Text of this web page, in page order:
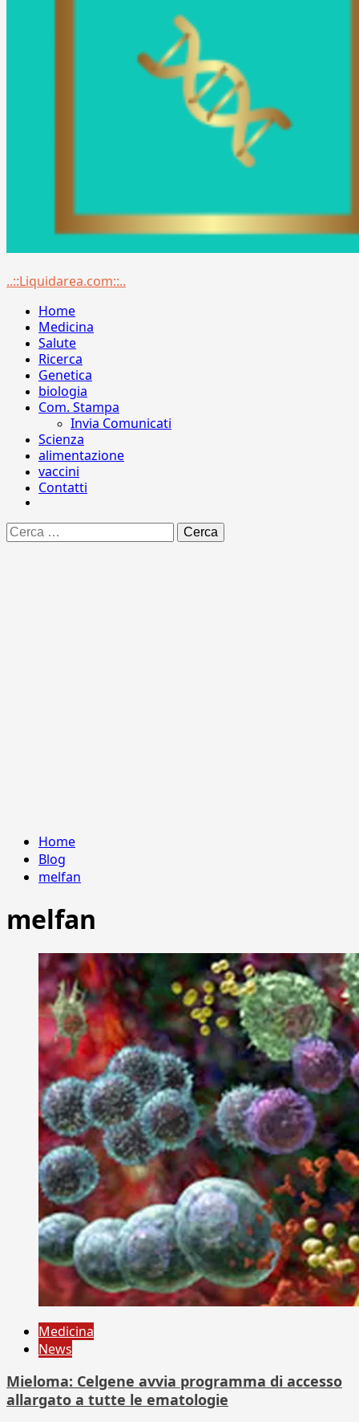
Menu
..::Liquidarea.com::..
Home
Medicina
Salute
Ricerca
Genetica
biologia
Com. Stampa
Invia Comunicati
Scienza
alimentazione
vaccini
Contatti
Ricerca
per:
Home
Blog
melfan
melfan
Medicina
News
Mieloma: Celgene avvia programma di accesso
allargato a tutte le ematologie